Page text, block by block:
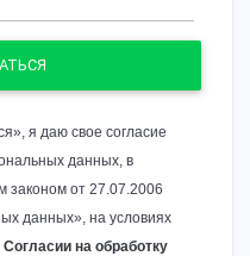
я даю свое согласие
данных, в
законом от 27.07.2006
данных», на условиях
Согласии на обработку